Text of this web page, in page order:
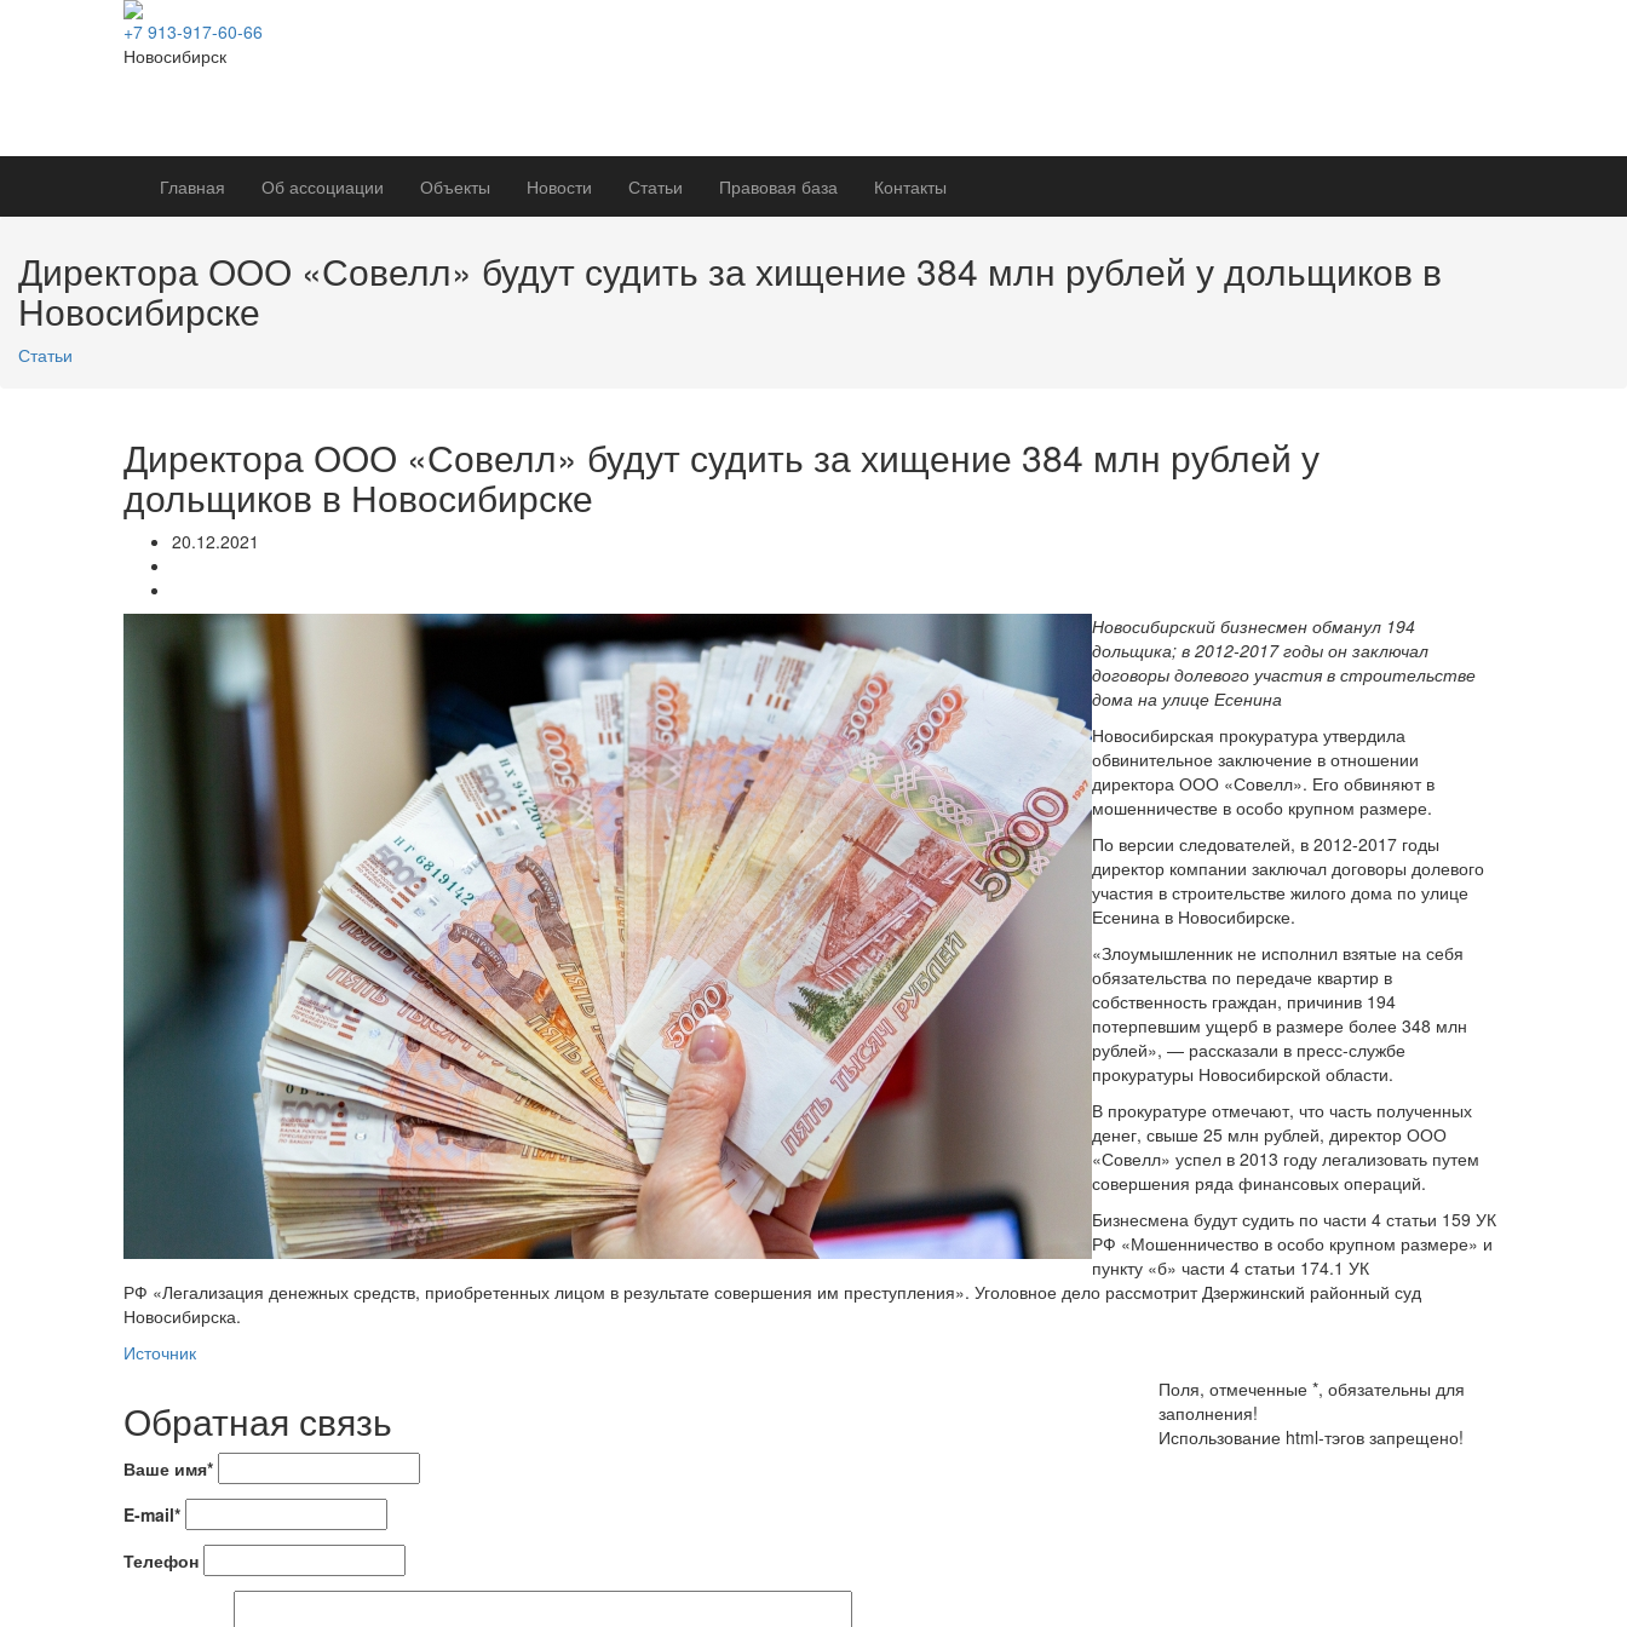
+7 913-917-60-66
Новосибирск
Главная Об ассоциации Объекты Новости Статьи Правовая база Контакты
Директора ООО «Совелл» будут судить за хищение 384 млн рублей у дольщиков в
Новосибирске
Статьи
Директора ООО «Совелл» будут судить за хищение 384 млн рублей у
дольщиков в Новосибирске
20.12.2021
Новосибирский бизнесмен обманул 194
дольщика; в 2012-2017 годы он заключал
договоры долевого участия в строительстве
дома на улице Есенина
Новосибирская прокуратура утвердила
обвинительное заключение в отношении
директора ООО «Совелл». Его обвиняют в
мошенничестве в особо крупном размере.
По версии следователей, в 2012-2017 годы
директор компании заключал договоры долевого
участия в строительстве жилого дома по улице
Есенина в Новосибирске.
«Злоумышленник не исполнил взятые на себя
обязательства по передаче квартир в
собственность граждан, причинив 194
потерпевшим ущерб в размере более 348 млн
рублей», — рассказали в пресс-службе
прокуратуры Новосибирской области.
В прокуратуре отмечают, что часть полученных
денег, свыше 25 млн рублей, директор ООО
«Совелл» успел в 2013 году легализовать путем
совершения ряда финансовых операций.
Бизнесмена будут судить по части 4 статьи 159 УК
РФ «Мошенничество в особо крупном размере» и
пункту «б» части 4 статьи 174.1 УК
РФ «Легализация денежных средств, приобретенных лицом в результате совершения им преступления». Уголовное дело рассмотрит Дзержинский районный суд
Новосибирска.
Источник
Обратная связь
Ваше имя*
E-mail*
Телефон
Поля, отмеченные *, обязательны для
заполнения!
Использование html-тэгов запрещено!